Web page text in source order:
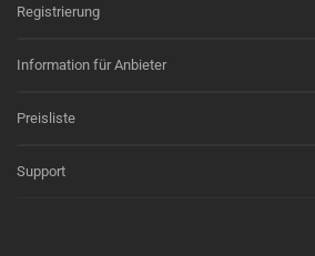
Registrierung
Information für Anbieter
Preisliste
Support